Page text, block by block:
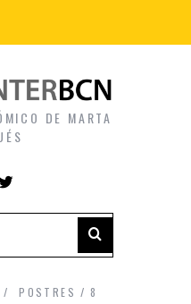
DE MARTA
POSTRES
8